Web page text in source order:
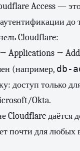
Access —
до
Cloudflare:
Applications →
(например, db-
доступ только
Okta.
Cloudflare даётся
почти для любых